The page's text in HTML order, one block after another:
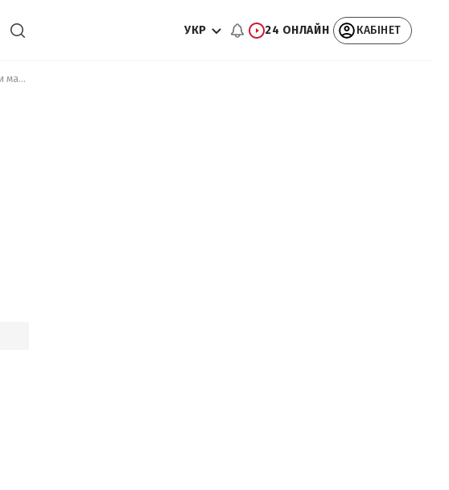
УКР 24 ОНЛАЙН КАБІНЕТ
Поки Кремль мовчить, Z-блогери лютують: в ISW оцінили наслідки масштабної атаки на Москву